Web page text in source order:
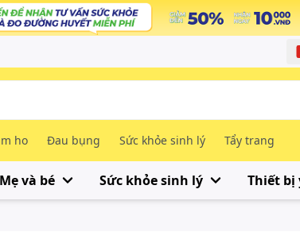
ho Đau bụng Sức khỏe sinh lý Tẩy trang
Mẹ và bé Sức khỏe sinh lý Thiết bị